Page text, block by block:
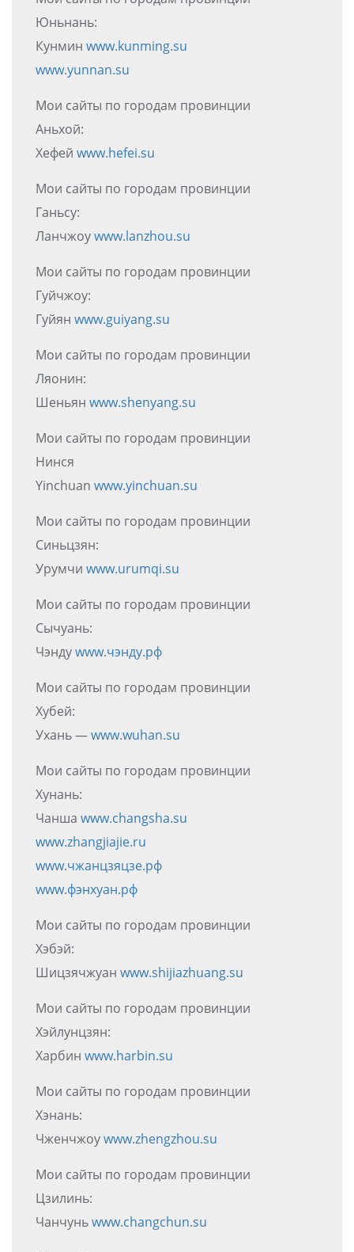
Юньнань:
Кунмин www.kunming.su
www.yunnan.su
Мои сайты по городам провинции
Аньхой:
Хефей www.hefei.su
Мои сайты по городам провинции
Ганьсу:
Ланчжоуwww.lanzhou.su
Мои сайты по городам провинции
Гуйчжоу:
Гуйян www.guiyang.su
Мои сайты по городам провинции
Ляонин:
Шеньян www.shenyang.su
Мои сайты по городам провинции
Нинся
Yinchuan www.yinchuan.su
Мои сайты по городам провинции
Синьцзян:
Урумчи www.urumqi.su
Мои сайты по городам провинции
Сычуань:
Чэндуwww.чэнду.рф
Мои сайты по городам провинции
Хубей:
Ухань —www.wuhan.su
Мои сайты по городам провинции
Хунань:
Чанша www.changsha.su
www.zhangjiajie.ru
www.чжанцзяцзе.рф
www.фэнхуан.рф
Мои сайты по городам провинции
Хэбэй:
Шицзячжуан www.shijiazhuang.su
Мои сайты по городам провинции
Хэйлунцзян:
Харбин www.harbin.su
Мои сайты по городам провинции
Хэнань:
Чженчжоуwww.zhengzhou.su
Мои сайты по городам провинции
Цзилинь:
Чанчуньwww.changchun.su